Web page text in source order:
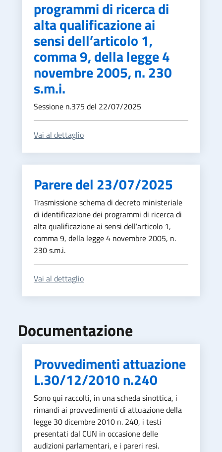
programmi di ricerca di
alta qualificazione ai
sensi dell’articolo 1,
comma 9, della legge 4
novembre 2005, n. 230
s.m.i.
Sessione n.375 del 22/07/2025
Vai al dettaglio
Parere del 23/07/2025
Trasmissione schema di decreto ministeriale
di identificazione dei programmi di ricerca di
alta qualificazione ai sensi dell’articolo 1,
comma 9, della legge 4 novembre 2005, n.
230 s.m.i.
Vai al dettaglio
Documentazione
Provvedimenti attuazione
L.30/12/2010 n.240
Sono qui raccolti, in una scheda sinottica, i
rimandi ai provvedimenti di attuazione della
legge 30 dicembre 2010 n. 240, i testi
presentati dal CUN in occasione delle
audizioni parlamentari, e i pareri resi.